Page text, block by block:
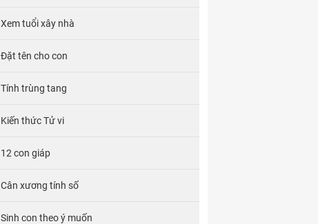
Xem tuổi xây nhà
Đặt tên cho con
Tính trùng tang
Kiến thức Tử vi
12 con giáp
Cân xương tính số
Sinh con theo ý muốn